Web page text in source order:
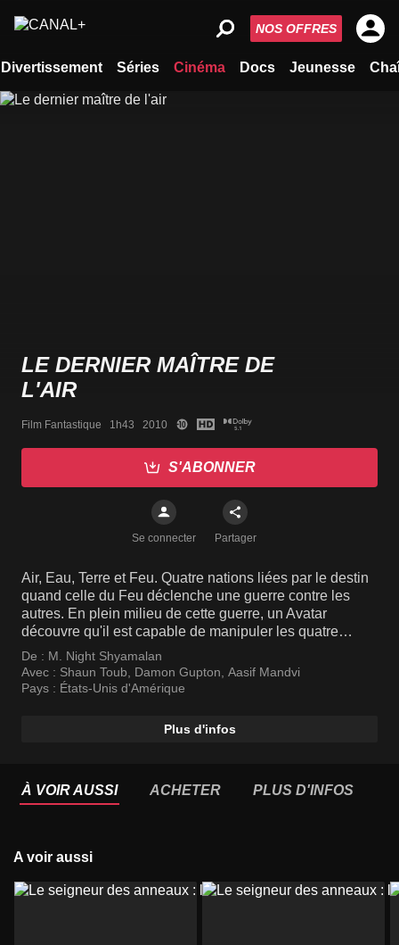
Divertissement Séries Cinéma Docs Jeunesse
NOS OFFRES
LE DERNIER MAÎTRE DE
L'AIR
Film Fantastique   1h43   2010
S'ABONNER
Se connecter Partager
Air, Eau, Terre et Feu. Quatre nations liées par le destin
quand celle du Feu déclenche une guerre contre les
autres. En plein milieu de cette guerre, un Avatar
découvre qu'il est capable de manipuler les quatre
éléments.
De : M. Night Shyamalan
Avec : Shaun Toub Damon Gupton Aasif Mandvi
Pays : États-Unis d'Amérique
Plus d'infos
À VOIR AUSSI ACHETER PLUS D'INFOS
A voir aussi